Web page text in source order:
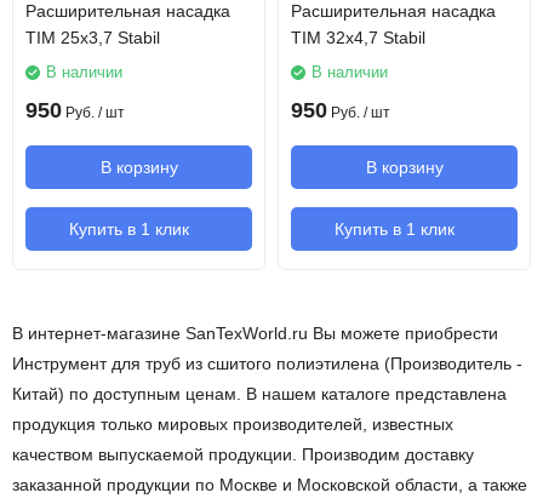
Расширительная насадка
TIM 25х3,7 Stabil
В наличии
950 Руб. / шт
В корзину
Купить в 1 клик
Расширительная насадка
TIM 32х4,7 Stabil
В наличии
950 Руб. / шт
В корзину
Купить в 1 клик
В интернет-магазине SanTexWorld.ru Вы можете приобрести
Инструмент для труб из сшитого полиэтилена (Производитель -
Китай) по доступным ценам. В нашем каталоге представлена
продукция только мировых производителей, известных
качеством выпускаемой продукции. Производим доставку
заказанной продукции по Москве и Московской области, а также